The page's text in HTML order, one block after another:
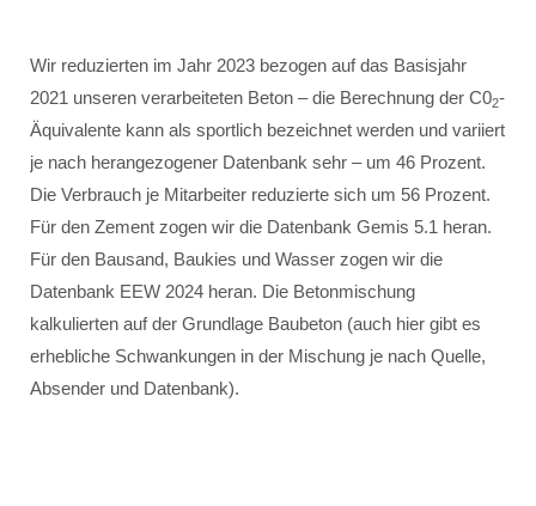
Wir reduzierten im Jahr 2023 bezogen auf das Basisjahr
2021 unseren verarbeiteten Beton – die Berechnung der C02-
Äquivalente kann als sportlich bezeichnet werden und variiert
je nach herangezogener Datenbank sehr – um 46 Prozent.
Die Verbrauch je Mitarbeiter reduzierte sich um 56 Prozent.
Für den Zement zogen wir die Datenbank Gemis 5.1 heran.
Für den Bausand, Baukies und Wasser zogen wir die
Datenbank EEW 2024 heran. Die Betonmischung
kalkulierten auf der Grundlage Baubeton (auch hier gibt es
erhebliche Schwankungen in der Mischung je nach Quelle,
Absender und Datenbank).